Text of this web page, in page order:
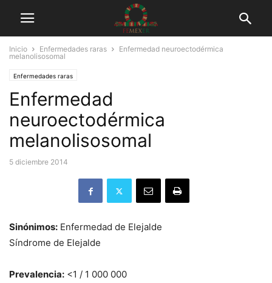
Inicio Enfermedades raras
Enfermedad neuroectodérmica
melanolisosomal
Enfermedades raras
Enfermedad
neuroectodérmica
melanolisosomal
5 diciembre 2014
Sinónimos: Enfermedad de Elejalde
Síndrome de Elejalde
Prevalencia: <1 / 1 000 000